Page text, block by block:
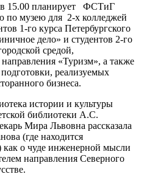
в 15.00 планирует ФСТиГ
музею для 2-х колледжей
1-го курса Петербургского
дело» и студентов 2-го
средой,
направления «Туризм», а также
реализуемых
бизнеса.
истории и культуры
библиотеки А.С.
Мира Львовна рассказала
(где находится
как о чуде инженерной мысли
направления Северного